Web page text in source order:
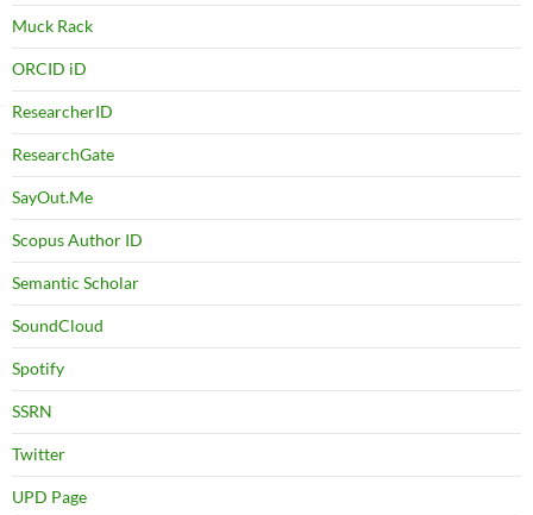
Muck Rack
ORCID iD
ResearcherID
ResearchGate
SayOut.Me
Scopus Author ID
Semantic Scholar
SoundCloud
Spotify
SSRN
Twitter
UPD Page